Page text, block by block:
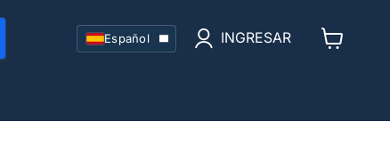
IdiomaEspañol INGRESAR